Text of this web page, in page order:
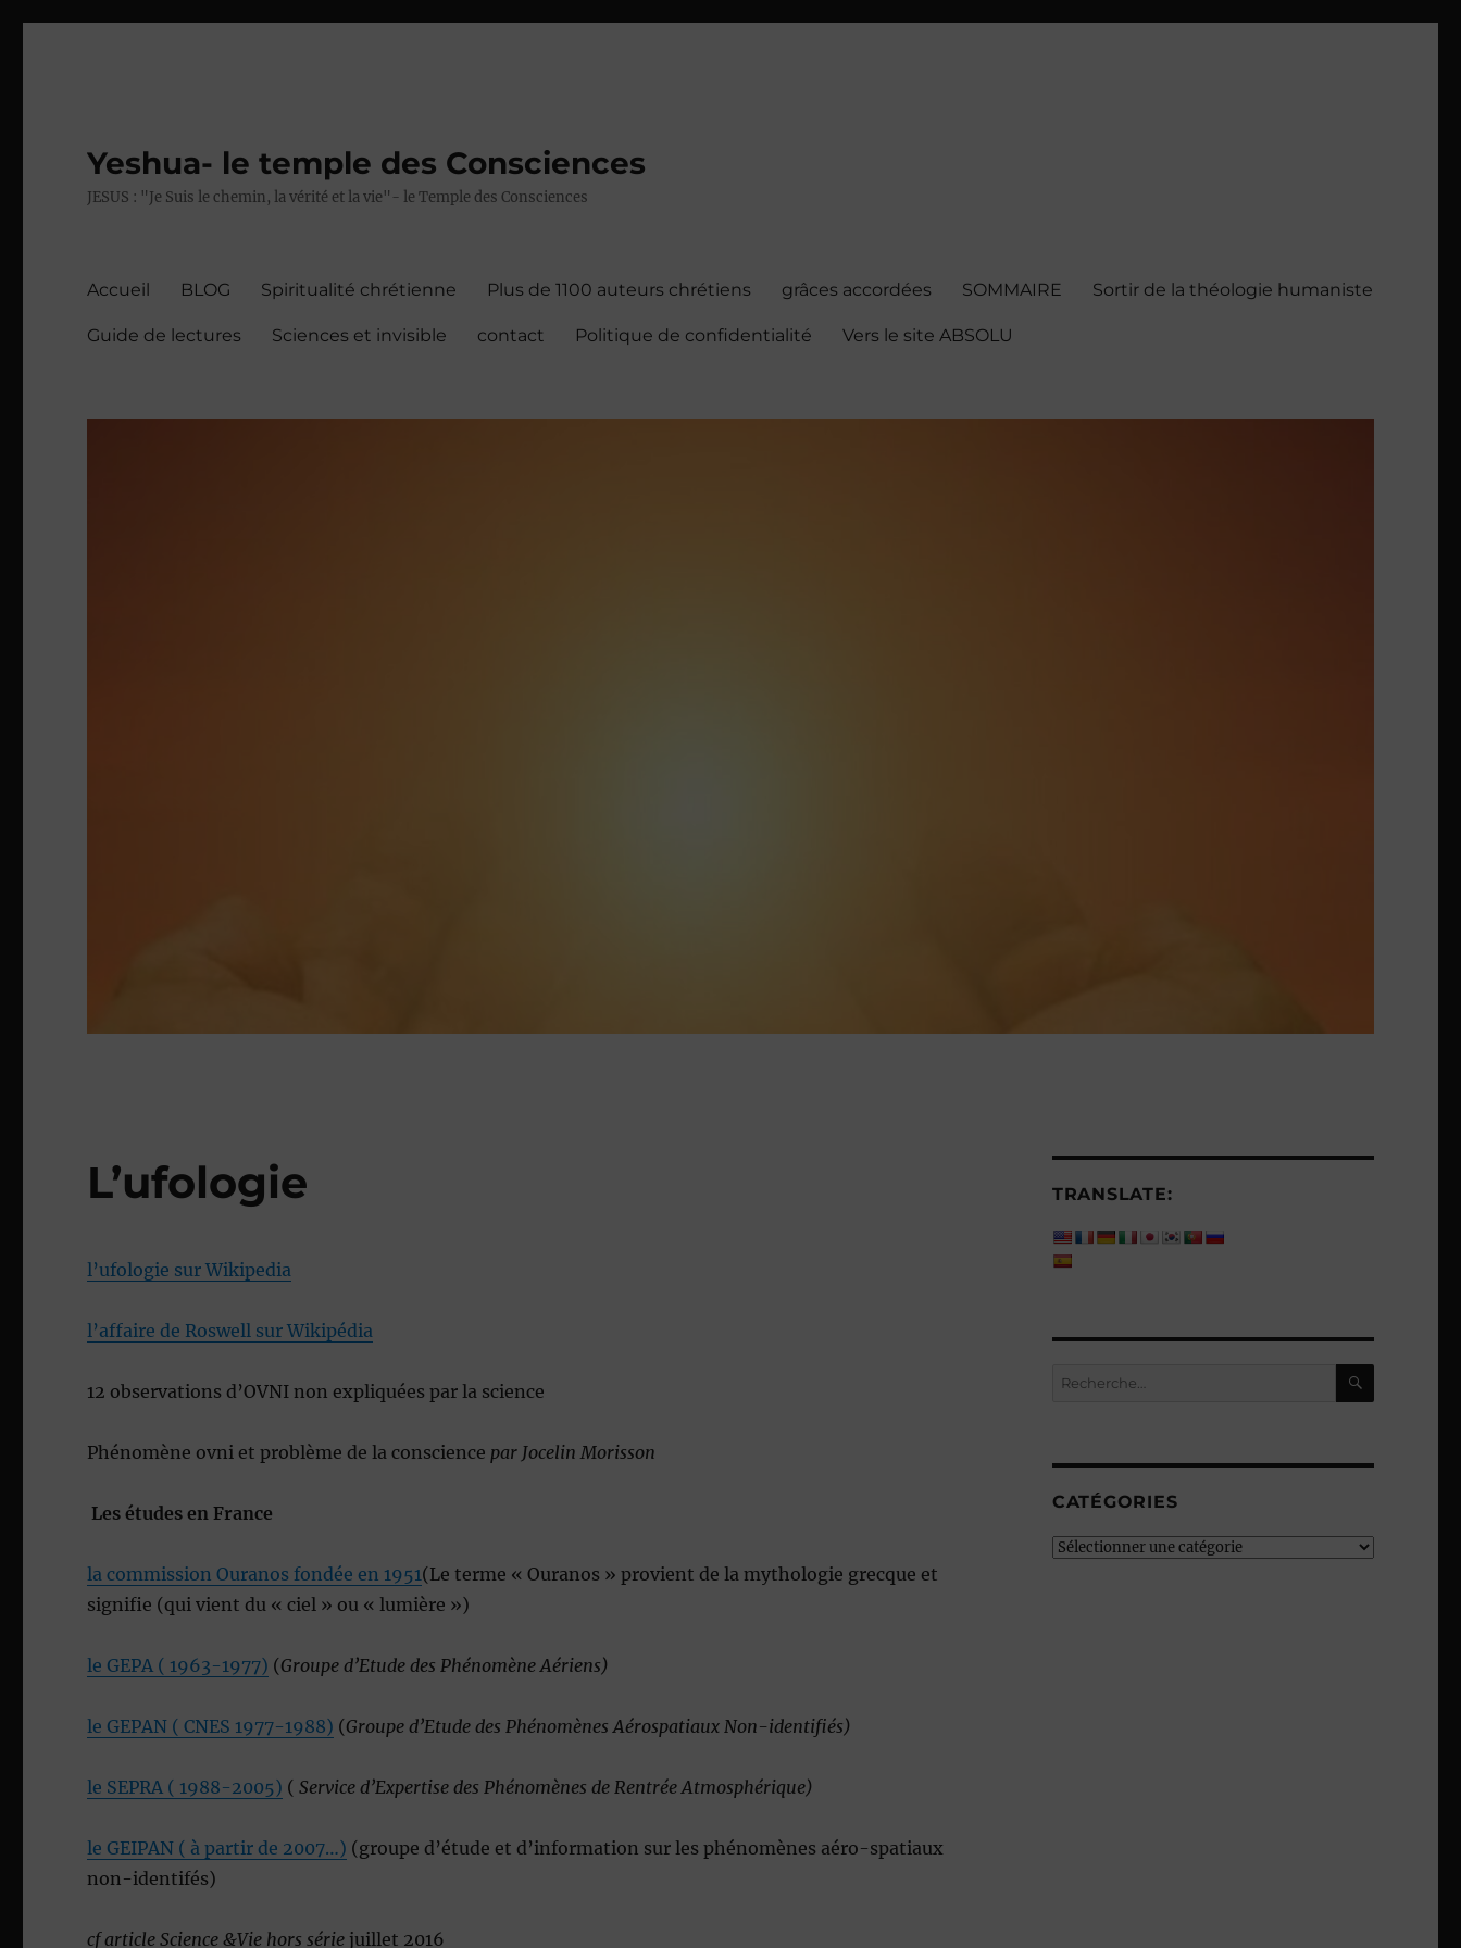
Yeshua- le temple des Consciences
JESUS : "Je Suis le chemin, la vérité et la vie"- le Temple des Consciences
Accueil BLOG Spiritualité chrétienne Plus de 1100 auteurs chrétiens grâces accordées SOMMAIRE Sortir de la théologie humaniste
Guide de lectures Sciences et invisible contact Politique de confidentialité Vers le site ABSOLU
L’ufologie
l’ufologie sur Wikipedia
l’affaire de Roswell sur Wikipédia
12 observations d’OVNI non expliquées par la science
Phénomène ovni et problème de la conscience par Jocelin Morisson
Les études en France
la commission Ouranos fondée en 1951(Le terme « Ouranos » provient de la mythologie grecque et
signifie (qui vient du « ciel » ou « lumière »)
le GEPA ( 1963-1977) (Groupe d’Etude des Phénomène Aériens)
le GEPAN ( CNES 1977-1988) (Groupe d’Etude des Phénomènes Aérospatiaux Non-identifiés)
le SEPRA ( 1988-2005) (Service d’Expertise des Phénomènes de Rentrée Atmosphérique)
le GEIPAN ( à partir de 2007…) (groupe d’étude et d’information sur les phénomènes aéro-spatiaux
non-identifés)
cf article Science &Vie hors série juillet 2016
TRANSLATE:
Recherche
CATÉGORIES
Catégories